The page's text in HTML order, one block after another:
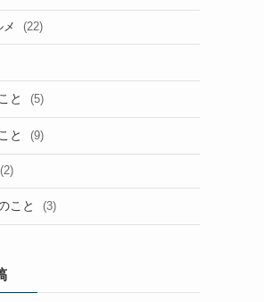
メ (22)
と (5)
と (9)
(2)
こと (3)